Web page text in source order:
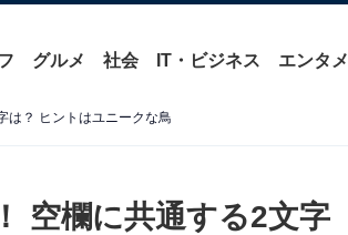
グルメ 社会 IT・ビジネス エンタメ
は？ ヒントはユニークな鳥
空欄に共通する2文字